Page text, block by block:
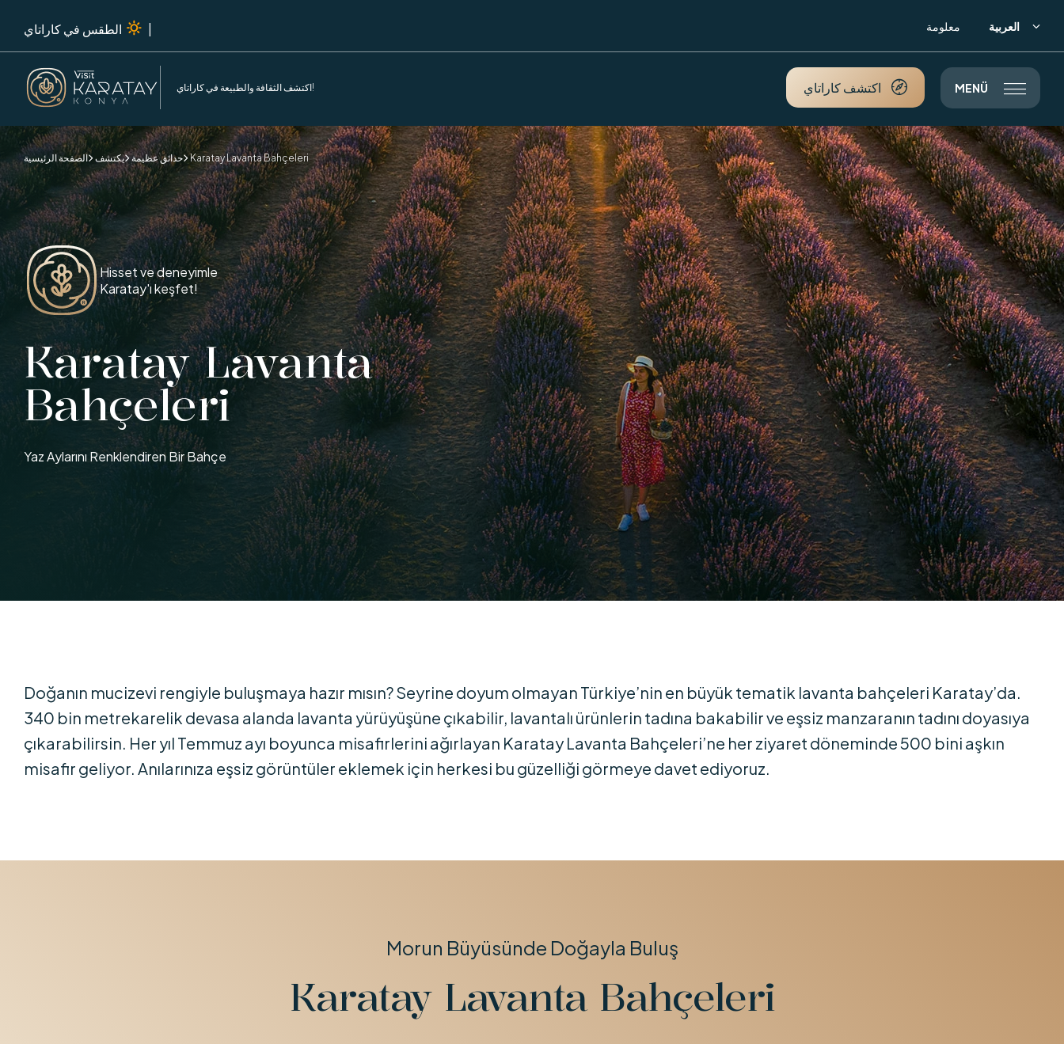
الطقس في كاراتاي | معلومة العربية 
اكتشف الثقافة والطبيعة في كاراتاي!  MENÜ 
الصفحة الرئيسية يكتشف حدائق عظيمة Karatay Lavanta Bahçeleri
Hisset ve deneyimle
Karatay'ı keşfet!
Karatay Lavanta
Bahçeleri
Yaz Aylarını Renklendiren Bir Bahçe
Doğanın mucizevi rengiyle buluşmaya hazır mısın? Seyrine doyum olmayan Türkiye’nin en büyük tematik lavanta bahçeleri Karatay’da.
340 bin metrekarelik devasa alanda lavanta yürüyüşüne çıkabilir, lavantalı ürünlerin tadına bakabilir ve eşsiz manzaranın tadını doyasıya
çıkarabilirsin. Her yıl Temmuz ayı boyunca misafirlerini ağırlayan Karatay Lavanta Bahçeleri’ne her ziyaret döneminde 500 bini aşkın
misafir geliyor. Anılarınıza eşsiz görüntüler eklemek için herkesi bu güzelliği görmeye davet ediyoruz.
Morun Büyüsünde Doğayla Buluş
Karatay Lavanta Bahçeleri